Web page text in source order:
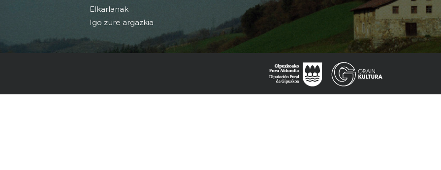
Elkarlanak
Igo zure argazkia